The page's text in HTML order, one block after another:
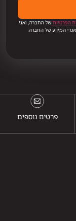
הפרטיות של החברה, ואני
המידע של החברה
פרטים נוספים